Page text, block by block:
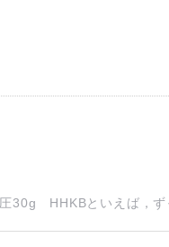
30g HHKBといえば，ず